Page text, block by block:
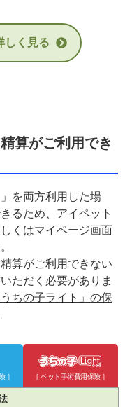
しく見る
算がご利用でき
を両方利用した場
るため、アイペット
くはマイページ画面
算がご利用できない
ただく必要がありま
うちの子ライト」の保
うちの子
］ ［ ペット手術費用保険 ］